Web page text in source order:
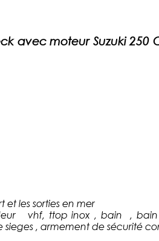
avec moteur Suzuki 250
les sorties en mer
vhf, ttop inox , bain , bain
sieges , armement de sécurité